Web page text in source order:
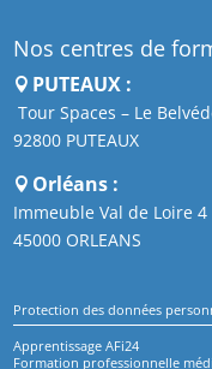
Nos centres de
PUTEAUX :
Tour Spaces – Le
92800 PUTEAUX
Orléans :
Immeuble Val de Loire
45000 ORLEANS
Protection des données
Apprentissage AFi24
Formation professionnelle